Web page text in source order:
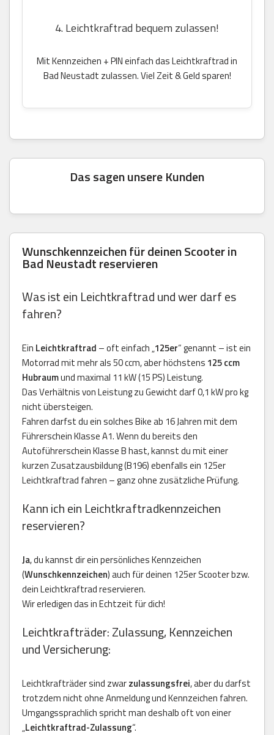
4. Leichtkraftrad bequem zulassen!
Mit Kennzeichen + PIN einfach das Leichtkraftrad in
Bad Neustadt zulassen. Viel Zeit & Geld sparen!
Das sagen unsere Kunden
Wunschkennzeichen für deinen Scooter in
Bad Neustadt reservieren
Was ist ein Leichtkraftrad und wer darf es
fahren?
Ein Leichtkraftrad – oft einfach „125er“ genannt – ist ein
Motorrad mit mehr als 50 ccm, aber höchstens 125 ccm
Hubraumund maximal 11 kW (15 PS) Leistung.
Das Verhältnis von Leistung zu Gewicht darf 0,1 kW pro kg
nicht übersteigen.
Fahren darfst du ein solches Bike ab 16 Jahren mit dem
Führerschein Klasse A1. Wenn du bereits den
Autoführerschein Klasse B hast, kannst du mit einer
kurzen Zusatzausbildung (B196) ebenfalls ein 125er
Leichtkraftrad fahren – ganz ohne zusätzliche Prüfung.
Kann ich ein Leichtkraftradkennzeichen
reservieren?
Ja, du kannst dir ein persönliches Kennzeichen
(Wunschkennzeichen) auch für deinen 125er Scooter bzw.
dein Leichtkraftrad reservieren.
Wir erledigen das in Echtzeit für dich!
Leichtkrafträder: Zulassung, Kennzeichen
und Versicherung:
Leichtkrafträder sind zwarzulassungsfrei, aber du darfst
trotzdem nicht ohne Anmeldung und Kennzeichen fahren.
Umgangssprachlich spricht man deshalb oft von einer
„Leichtkraftrad-Zulassung“.